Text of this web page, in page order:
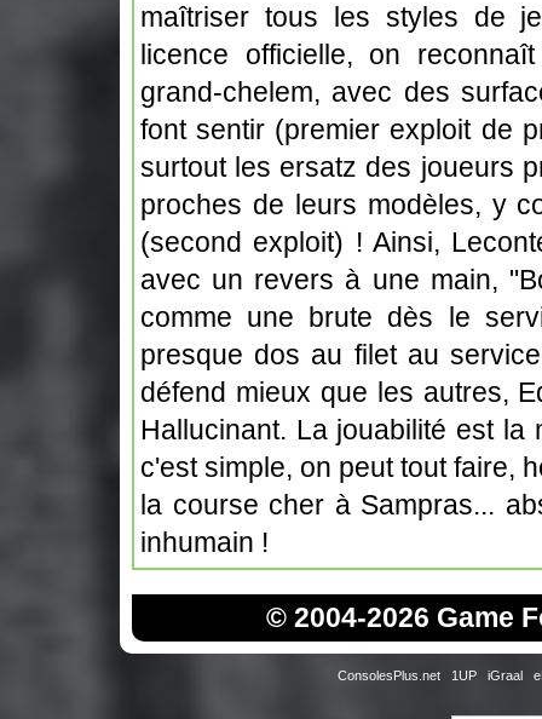
maîtriser tous les styles de
licence officielle, on
grand-chelem, avec des
font sentir (premier exploit de
surtout les ersatz des joueurs
proches de leurs modèles, y
(second exploit) ! Ainsi,
avec un revers à une main,
comme une brute dès le
presque dos au filet au
défend mieux que les autres,
Hallucinant. La jouabilité est la
c'est simple, on peut tout faire,
la course cher à Sampras...
inhumain !
© 2004-2026 Game
ConsolesPlus.net 1UP iGraal